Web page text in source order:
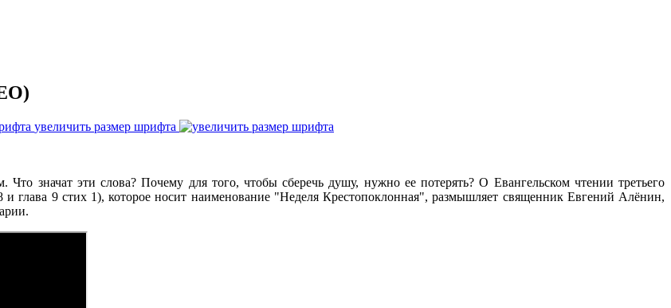
увеличить размер шрифта
значат эти слова? Почему для того, чтобы сберечь душу, нужно ее потерять? О Евангельском чтении третьего
и глава 9 стих 1), которое носит наименование "Неделя Крестопоклонная", размышляет священник Евгений Алёнин,